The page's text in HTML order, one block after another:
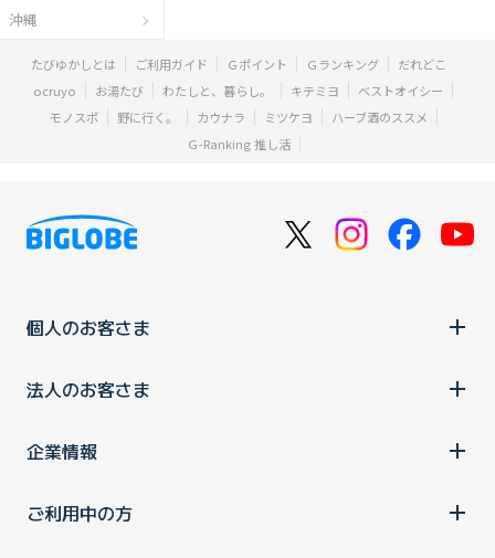
沖縄
たびゆかしとは ご利用ガイド Ｇポイント Ｇランキング
だれどこ
ocruyo
お湯たび わたしと、暮らし。 キテミヨ
ベストオイシー
モノスポ
野に行く。 カウナラ ミツケヨ
ハーブ酒のススメ
Ｇ-Ranking 推し活
個人のお客さま
法人のお客さま
企業情報
ご利用中の方